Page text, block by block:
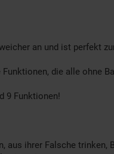
an und ist perfekt
die alle ohne
9 Funktionen!
aus ihrer Falsche